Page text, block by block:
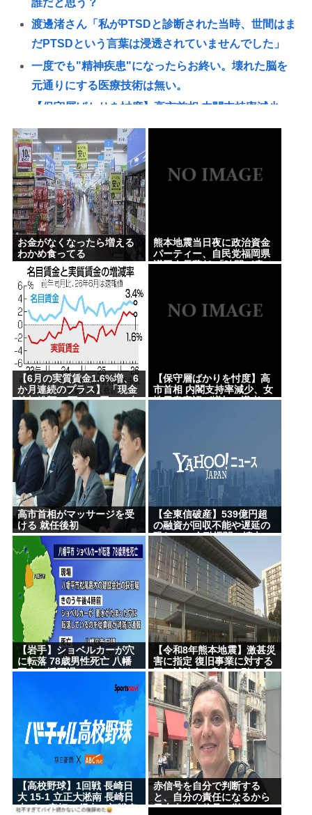
誰だと思う？
渡邊渚さん「私がPTSDと診断された当時、世間はま
だPTSDという言葉は浸透されていませんでした」
一度でも"精神疾患"になったらお終い。壊れた脳を
元通りにする医療技術は無い。
【保守層ばかりを忖度】高市首相 内閣支持率減少、
女性天皇容認が増加…識者に聞く「民意無視」の代
償
高市首相がマッサージを受ける 就任後初
ぜんじろう「高市さんの被災地視察動画は北朝鮮の
記録映画かと思った。金正恩でもあんなに盛らん
ぞ」
【朗報】悠仁さま、ついに自力で『テント設営』！
国民感動の嵐www
ライフとかマルエツとか、特に何の取り柄もないス
ーパーが東京でデカい顔してるの不思議だよな、普
通OK行くだろ
忍空があまり評価されてない理由
一番かっこいい病気の名前、決まるw w w w w w w w
w w
【九州名物】鶏刺し食べた医師、全身麻痺へ…「死
んだほうが良い」
へずまりゅう、被災地で発熱。現地の医療リソース
消耗させるとか予想以上に迷惑だったな
Powered by livedoor 相互RSS
お金がなくなったら増える
わかめ食ってる
熊本地震当日夜に政治資金
パーティー、自民党福岡県
議団会長辞任 「時間が戻せ
【6月の実質賃金1.6%増、6
か月連続のプラス】 「現金
給与総額53万1677円」34年
3カ月ぶり、前年同月比3%
以上増を5カ月連続で維持…
厚労省「毎月勤労統計調
査」
【保守層ばかりを忖度】高
市首相 内閣支持率減少、女
性天皇容認が増加…識者に
高市首相がマッサージを受
ける 就任後初
【全東信破産】539億円超
の融資が回収不能や遅延の
恐れ…34金融機関に拡大・
半分近く焦げ付く恐れ
【岩手】ショベルカーが穴
に転落 78歳男性死亡 八幡
平市の採石場
【令和8年熊本地震】激甚災
害に指定 復旧事業に対する
国の補助金の割合を引き上
げへ
【高校野球】1回戦 長崎日
大 15-1 立正大淞南 長崎日
大が18安打15得点で初戦突
赤信号を自分で判断する
と、自分の責任になるから
日本人は赤信号に従ってい